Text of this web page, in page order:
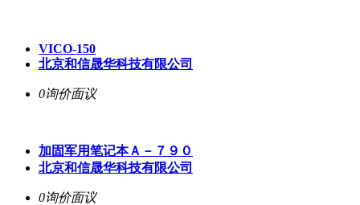
VICO-150
北京和信晟华科技有限公司
0询价面议
加固军用笔记本Ａ－７９０
北京和信晟华科技有限公司
0询价面议